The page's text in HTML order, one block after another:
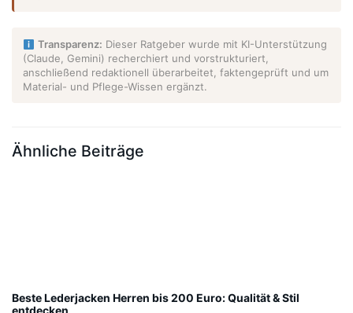
Transparenz: Dieser Ratgeber wurde mit KI-Unterstützung
(Claude, Gemini) recherchiert und vorstrukturiert,
anschließend redaktionell überarbeitet, faktengeprüft und um
Material- und Pflege-Wissen ergänzt.
Ähnliche Beiträge
Beste Lederjacken Herren bis 200 Euro: Qualität & Stil